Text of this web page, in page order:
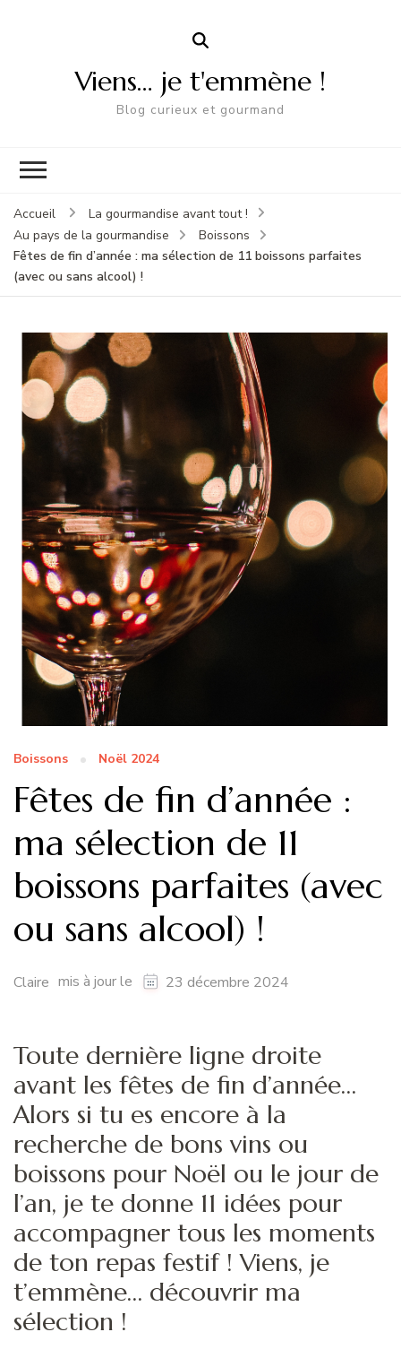
Viens… je t'emmène !
Blog curieux et gourmand
Accueil
La gourmandise avant tout !
Au pays de la gourmandise
Boissons
Fêtes de fin d’année : ma sélection de 11 boissons parfaites
(avec ou sans alcool) !
Boissons Noël 2024
Fêtes de fin d’année :
ma sélection de 11
boissons parfaites (avec
ou sans alcool) !
Claire mis à jour le 23 décembre 2024
Toute dernière ligne droite
avant les fêtes de fin d’année…
Alors si tu es encore à la
recherche de bons vins ou
boissons pour Noël ou le jour de
l’an, je te donne 11 idées pour
accompagner tous les moments
de ton repas festif ! Viens, je
t’emmène… découvrir ma
sélection !